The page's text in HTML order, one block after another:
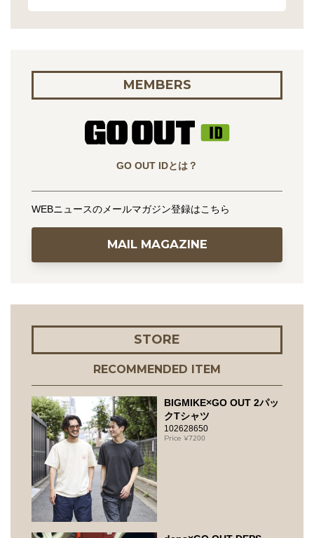
MEMBERS
GO OUT IDとは？
WEBニュースのメールマガジン登録はこちら
MAIL MAGAZINE
STORE
RECOMMENDED ITEM
BIGMIKE×GO OUT 2パッ
クTシャツ
102628650
7200